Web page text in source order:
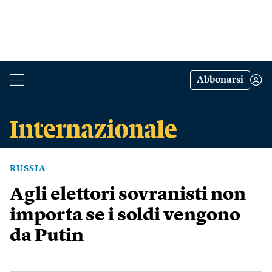
Abbonarsi
RUSSIA
Agli elettori sovranisti non
importa se i soldi vengono
da Putin